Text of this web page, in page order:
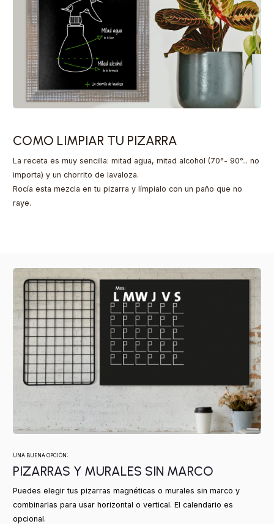
COMO LIMPIAR TU PIZARRA
La receta es muy sencilla: mitad agua, mitad alcohol (70°- 90°... no
importa) y un chorrito de lavaloza.
Rocía esta mezcla en tu pizarra y límpialo con un paño que no
raye.
UNA BUENA OPCIÓN:
PIZARRAS Y MURALES SIN MARCO
Puedes elegir tus pizarras magnéticas o murales sin marco y
combinarlas para usar horizontal o vertical. El calendario es
opcional.